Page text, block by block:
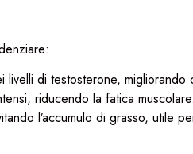
livelli di testosterone,
riducendo la fatica muscolare.
l’accumulo di grasso, utile